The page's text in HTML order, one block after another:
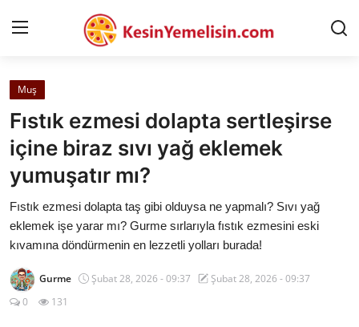
AnaSayfa
Gizlilik Sözleşmesi
Rüya Tabirleri
Diyet & Sağlıklı Beslenme
İletişim
Şehirler
Muş
Fıstık ezmesi dolapta sertleşirse
içine biraz sıvı yağ eklemek
yumuşatır mı?
Fıstık ezmesi dolapta taş gibi olduysa ne yapmalı? Sıvı yağ
eklemek işe yarar mı? Gurme sırlarıyla fıstık ezmesini eski
kıvamına döndürmenin en lezzetli yolları burada!
Gurme Şubat 28, 2026 - 09:37
Şubat 28, 2026 - 09:37
0
131